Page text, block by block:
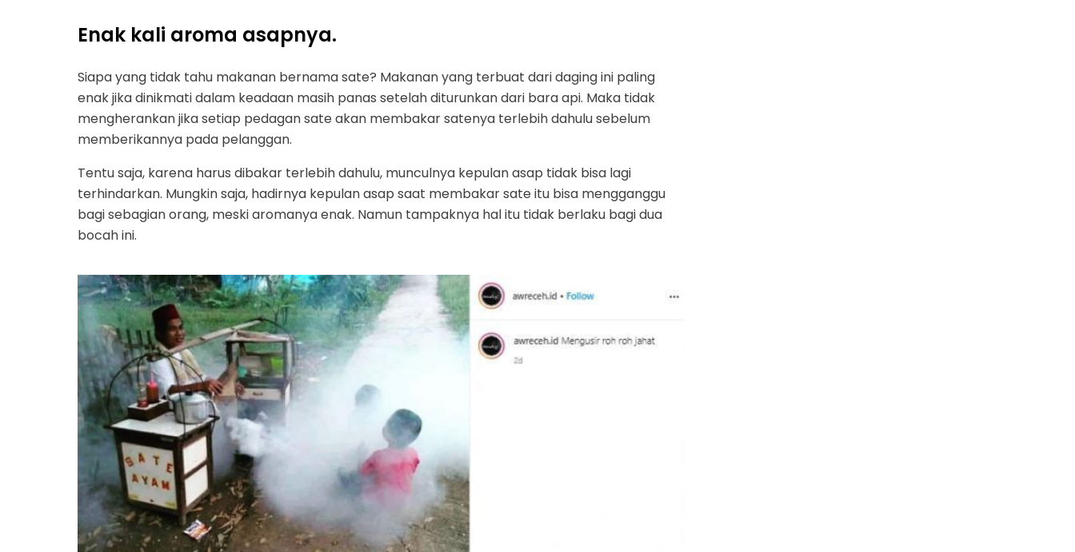
Enak kali aroma asapnya.
Siapa yang tidak tahu makanan bernama sate? Makanan yang terbuat dari daging ini paling
enak jika dinikmati dalam keadaan masih panas setelah diturunkan dari bara api. Maka tidak
mengherankan jika setiap pedagan sate akan membakar satenya terlebih dahulu sebelum
memberikannya pada pelanggan.
Tentu saja, karena harus dibakar terlebih dahulu, munculnya kepulan asap tidak bisa lagi
terhindarkan. Mungkin saja, hadirnya kepulan asap saat membakar sate itu bisa mengganggu
bagi sebagian orang, meski aromanya enak. Namun tampaknya hal itu tidak berlaku bagi dua
bocah ini.